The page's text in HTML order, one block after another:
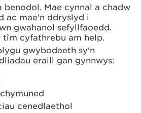
benodol. Mae cynnal a chadw
ac mae'n ddryslyd i
gwahanol sefyllfaoedd.
cyfathrebu am help.
gwybodaeth sy'n
eraill gan gynnwys:
cenedlaethol